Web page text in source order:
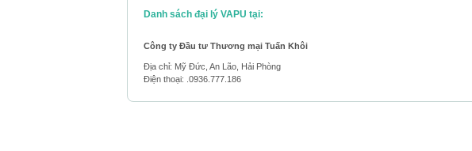
Danh sách đại lý VAPU tại:
Công ty Đầu tư Thương mại Tuấn Khôi
Địa chỉ: Mỹ Đức, An Lão, Hải Phòng
Điện thoại: .0936.777.186